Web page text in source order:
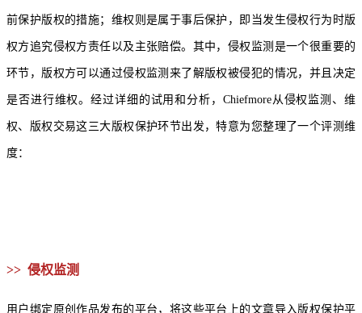
前保护版权的措施；维权则是属于事后保护，即当发生侵权行为时版
权方追究侵权方责任以及主张赔偿。其中，侵权监测是一个很重要的
环节，版权方可以通过侵权监测来了解版权被侵犯的情况，并且决定
是否进行维权。经过详细的试用和分析，Chiefmore从侵权监测、维
权、版权交易这三大版权保护环节出发，特意为您整理了一个评测维
度：
>> 侵权监测
用户绑定原创作品发布的平台，将这些平台上的文章导入版权保护平